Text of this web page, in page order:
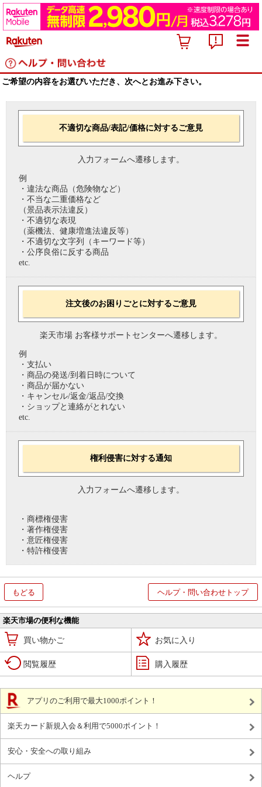
ご希望の内容をお選びいただき、次へとお進み下さい。
不適切な商品/表記/価格に対するご意見
入力フォームへ遷移します。
例
・違法な商品（危険物など）
・不当な二重価格など
（景品表示法違反）
・不適切な表現
（薬機法、健康増進法違反等）
・不適切な文字列（キーワード等）
・公序良俗に反する商品
etc.
注文後のお困りごとに対するご意見
楽天市場 お客様サポートセンターへ遷移します。
例
・支払い
・商品の発送/到着日時について
・商品が届かない
・キャンセル/返金/返品/交換
・ショップと連絡がとれない
etc.
権利侵害に対する通知
入力フォームへ遷移します。
・商標権侵害
・著作権侵害
・意匠権侵害
・特許権侵害
もどる ヘルプ・問い合わせトップ
楽天市場の便利な機能
買い物かご お気に入り
閲覧履歴 購入履歴
アプリのご利用で最大1000ポイント！
楽天カード新規入会＆利用で5000ポイント！
安心・安全への取り組み
ヘルプ